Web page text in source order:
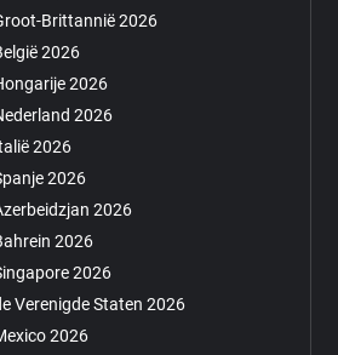
Brittannië 2026
2026
2026
2026
2026
2026
2026
2026
2026
Verenigde Staten 2026
2026